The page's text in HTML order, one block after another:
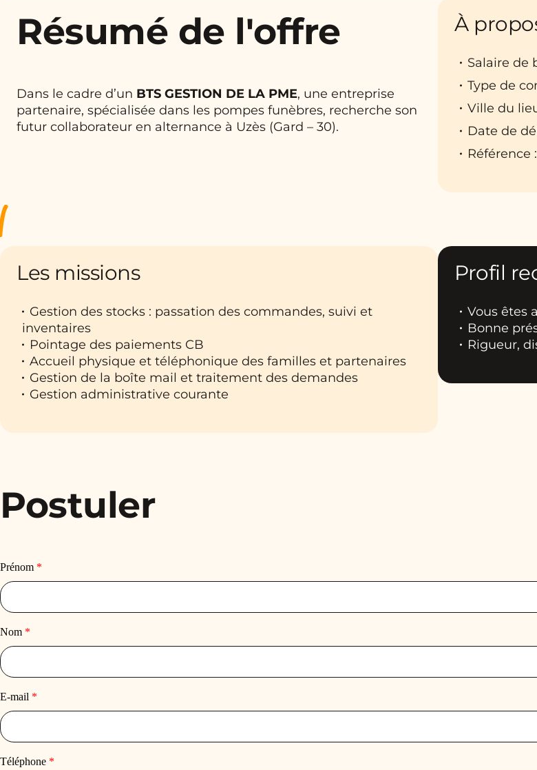
Résumé de l'offre
Dans le cadre d’un BTS GESTION DE LA PME, une entreprise
partenaire, spécialisée dans les pompes funèbres, recherche son
futur collaborateur en alternance à Uzès (Gard – 30).
À
Salaire de
Type de
Ville du
Date de
Référence
Les missions
Gestion des stocks : passation des commandes, suivi et
inventaires
Pointage des paiements CB
Accueil physique et téléphonique des familles et partenaires
Gestion de la boîte mail et traitement des demandes
Gestion administrative courante
Profil
Vous êtes
Bonne
Rigueur,
Postuler